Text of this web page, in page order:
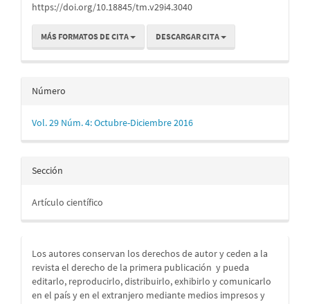
https://doi.org/10.18845/tm.v29i4.3040
MÁS FORMATOS DE CITA DESCARGAR CITA
Número
Vol. 29 Núm. 4: Octubre-Diciembre 2016
Sección
Artículo científico
Los autores conservan los derechos de autor y ceden a la
revista el derecho de la primera publicación y pueda
editarlo, reproducirlo, distribuirlo, exhibirlo y comunicarlo
en el país y en el extranjero mediante medios impresos y